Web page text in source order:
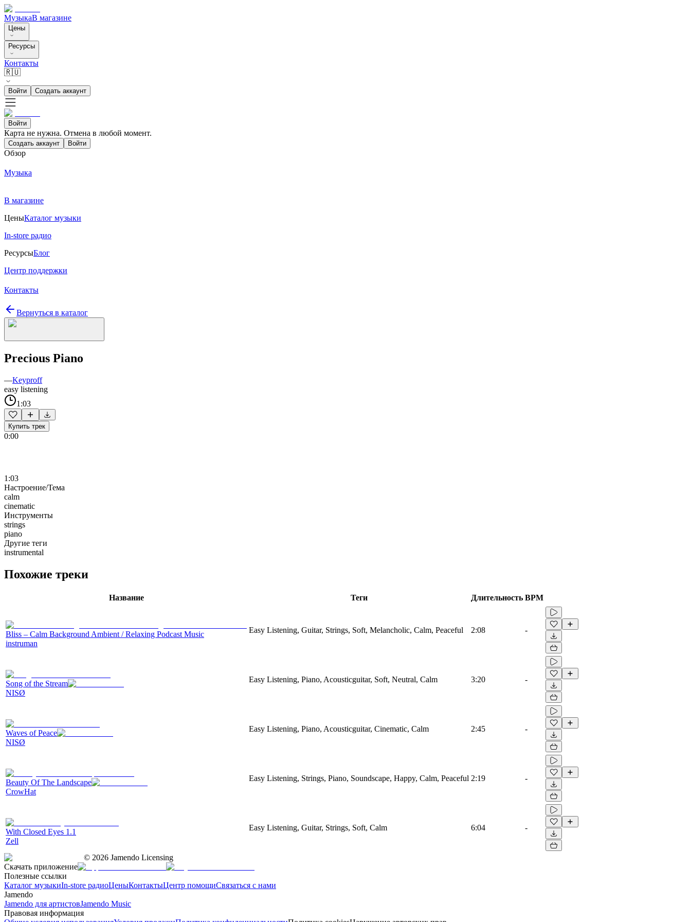
МузыкаВ магазине
Цены
Ресурсы
Контакты
🇷🇺
Войти Создать аккаунт
Войти
Карта не нужна. Отмена в любой момент.
Создать аккаунт Войти
Обзор
Музыка
В магазине
ЦеныКаталог музыки
In-store радио
РесурсыБлог
Центр поддержки
Контакты
Вернуться в каталог
Precious Piano
—Keyproff
easy listening
1:03
Купить трек
0:00
1:03
Настроение/Тема
calm
cinematic
Инструменты
strings
piano
Другие теги
instrumental
Похожие треки
Название Теги Длительность BPM
Bliss – Calm Background Ambient / Relaxing Podcast Music
instruman
Easy Listening, Guitar, Strings, Soft, Melancholic, Calm, Peaceful 2:08 -
Song of the Stream
NISØ
Easy Listening, Piano, Acousticguitar, Soft, Neutral, Calm 3:20 -
Waves of Peace
NISØ
Easy Listening, Piano, Acousticguitar, Cinematic, Calm 2:45 -
Beauty Of The Landscape
CrowHat
Easy Listening, Strings, Piano, Soundscape, Happy, Calm, Peaceful 2:19 -
With Closed Eyes 1.1
Zell
Easy Listening, Guitar, Strings, Soft, Calm 6:04 -
© 2026 Jamendo Licensing
Скачать приложение
Полезные ссылки
Каталог музыкиIn-store радиоЦеныКонтактыЦентр помощиСвязаться с нами
Jamendo
Jamendo для артистовJamendo Music
Правовая информация